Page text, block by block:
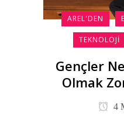
AREL'DEN
TEKNOLOJI
Gençler
Olmak
4